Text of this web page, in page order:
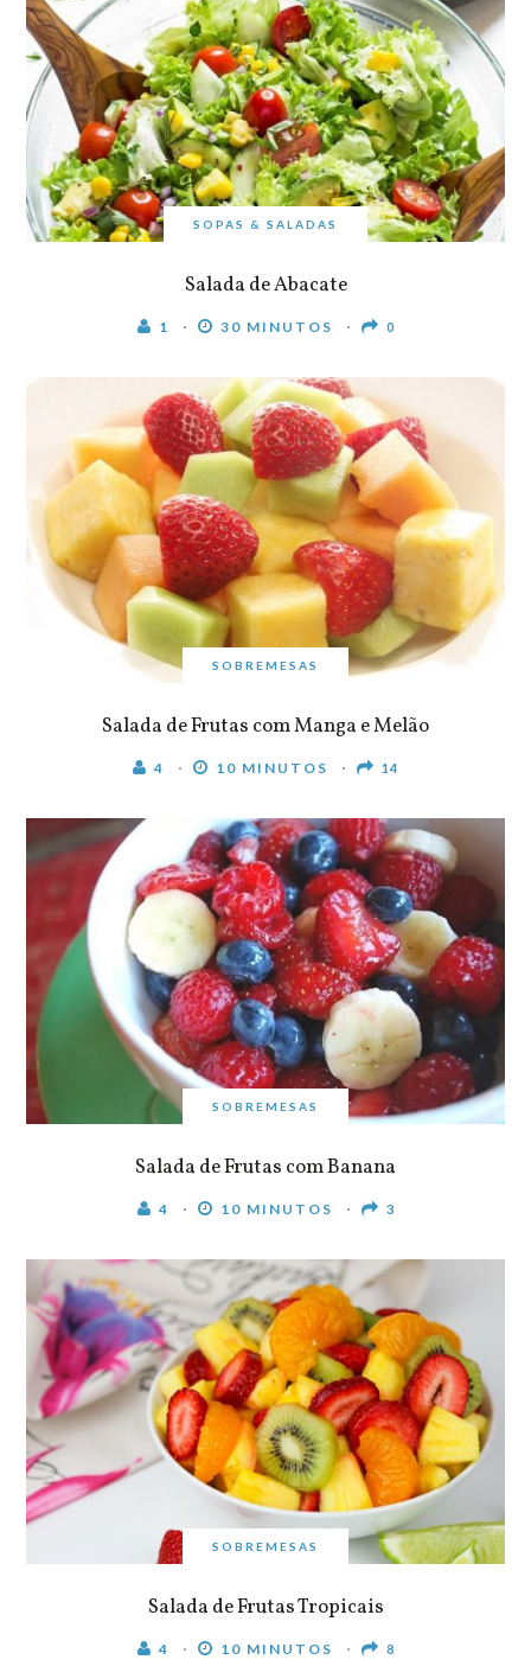
SOPAS & SALADAS
Salada de Abacate
1 30 MINUTOS 0
SOBREMESAS
Salada de Frutas com Manga e Melão
4 10 MINUTOS 14
SOBREMESAS
Salada de Frutas com Banana
4 10 MINUTOS 3
SOBREMESAS
Salada de Frutas Tropicais
4 10 MINUTOS 8